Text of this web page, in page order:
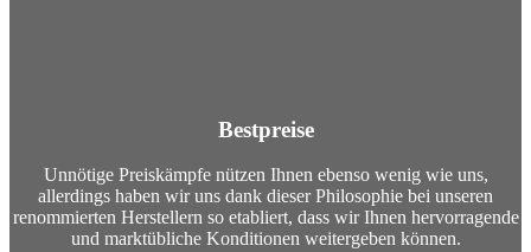
Bestpreise
Unnötige Preiskämpfe nützen Ihnen ebenso wenig wie uns,
allerdings haben wir uns dank dieser Philosophie bei unseren
renommierten Herstellern so etabliert, dass wir Ihnen hervorragende
und marktübliche Konditionen weitergeben können.